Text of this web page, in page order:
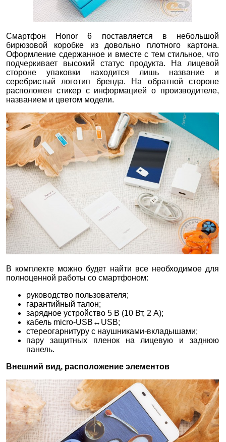
Смартфон Honor 6 поставляется в небольшой
бирюзовой коробке из довольно плотного картона.
Оформление сдержанное и вместе с тем стильное, что
подчеркивает высокий статус продукта. На лицевой
стороне упаковки находится лишь название и
серебристый логотип бренда. На обратной стороне
расположен стикер с информацией о производителе,
названием и цветом модели.
В комплекте можно будет найти все необходимое для
полноценной работы со смартфоном:
руководство пользователя;
гарантийный талон;
зарядное устройство 5 В (10 Вт, 2 А);
кабель micro-USB↔USB;
стереогарнитуру с наушниками-вкладышами;
пару защитных пленок на лицевую и заднюю
панель.
Внешний вид, расположение элементов